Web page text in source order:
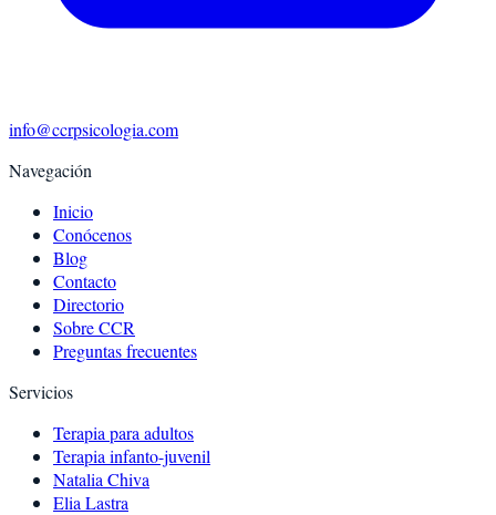
info@ccrpsicologia.com
Navegación
Inicio
Conócenos
Blog
Contacto
Directorio
Sobre CCR
Preguntas frecuentes
Servicios
Terapia para adultos
Terapia infanto-juvenil
Natalia Chiva
Elia Lastra